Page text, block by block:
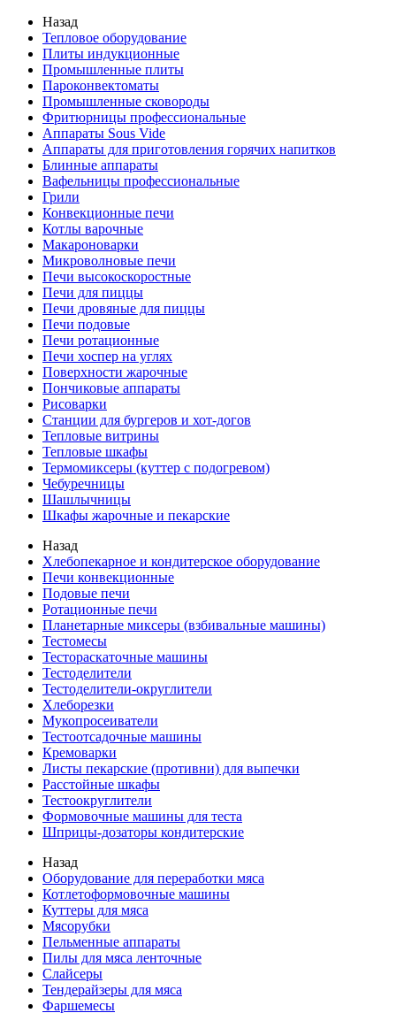
Назад
Тепловое оборудование
Плиты индукционные
Промышленные плиты
Пароконвектоматы
Промышленные сковороды
Фритюрницы профессиональные
Аппараты Sous Vide
Аппараты для приготовления горячих напитков
Блинные аппараты
Вафельницы профессиональные
Грили
Конвекционные печи
Котлы варочные
Макароноварки
Микроволновые печи
Печи высокоскоростные
Печи для пиццы
Печи дровяные для пиццы
Печи подовые
Печи ротационные
Печи хоспер на углях
Поверхности жарочные
Пончиковые аппараты
Рисоварки
Станции для бургеров и хот-догов
Тепловые витрины
Тепловые шкафы
Термомиксеры (куттер с подогревом)
Чебуречницы
Шашлычницы
Шкафы жарочные и пекарские
Назад
Хлебопекарное и кондитерское оборудование
Печи конвекционные
Подовые печи
Ротационные печи
Планетарные миксеры (взбивальные машины)
Тестомесы
Тестораскаточные машины
Тестоделители
Тестоделители-округлители
Хлеборезки
Мукопросеиватели
Тестоотсадочные машины
Кремоварки
Листы пекарские (противни) для выпечки
Расстойные шкафы
Тестоокруглители
Формовочные машины для теста
Шприцы-дозаторы кондитерские
Назад
Оборудование для переработки мяса
Котлетоформовочные машины
Куттеры для мяса
Мясорубки
Пельменные аппараты
Пилы для мяса ленточные
Слайсеры
Тендерайзеры для мяса
Фаршемесы